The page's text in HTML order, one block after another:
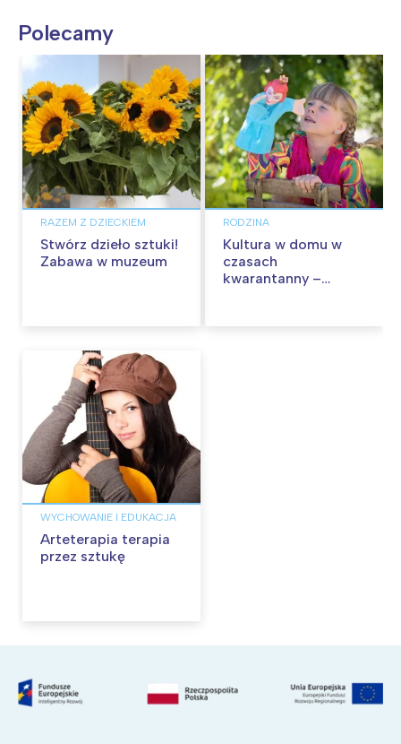
Polecamy
RAZEM Z DZIECKIEM
Stwórz dzieło sztuki!
Zabawa w muzeum
RODZINA
Kultura w domu w
czasach
kwarantanny –
WYCHOWANIE I EDUKACJA
Arteterapia terapia
przez sztukę